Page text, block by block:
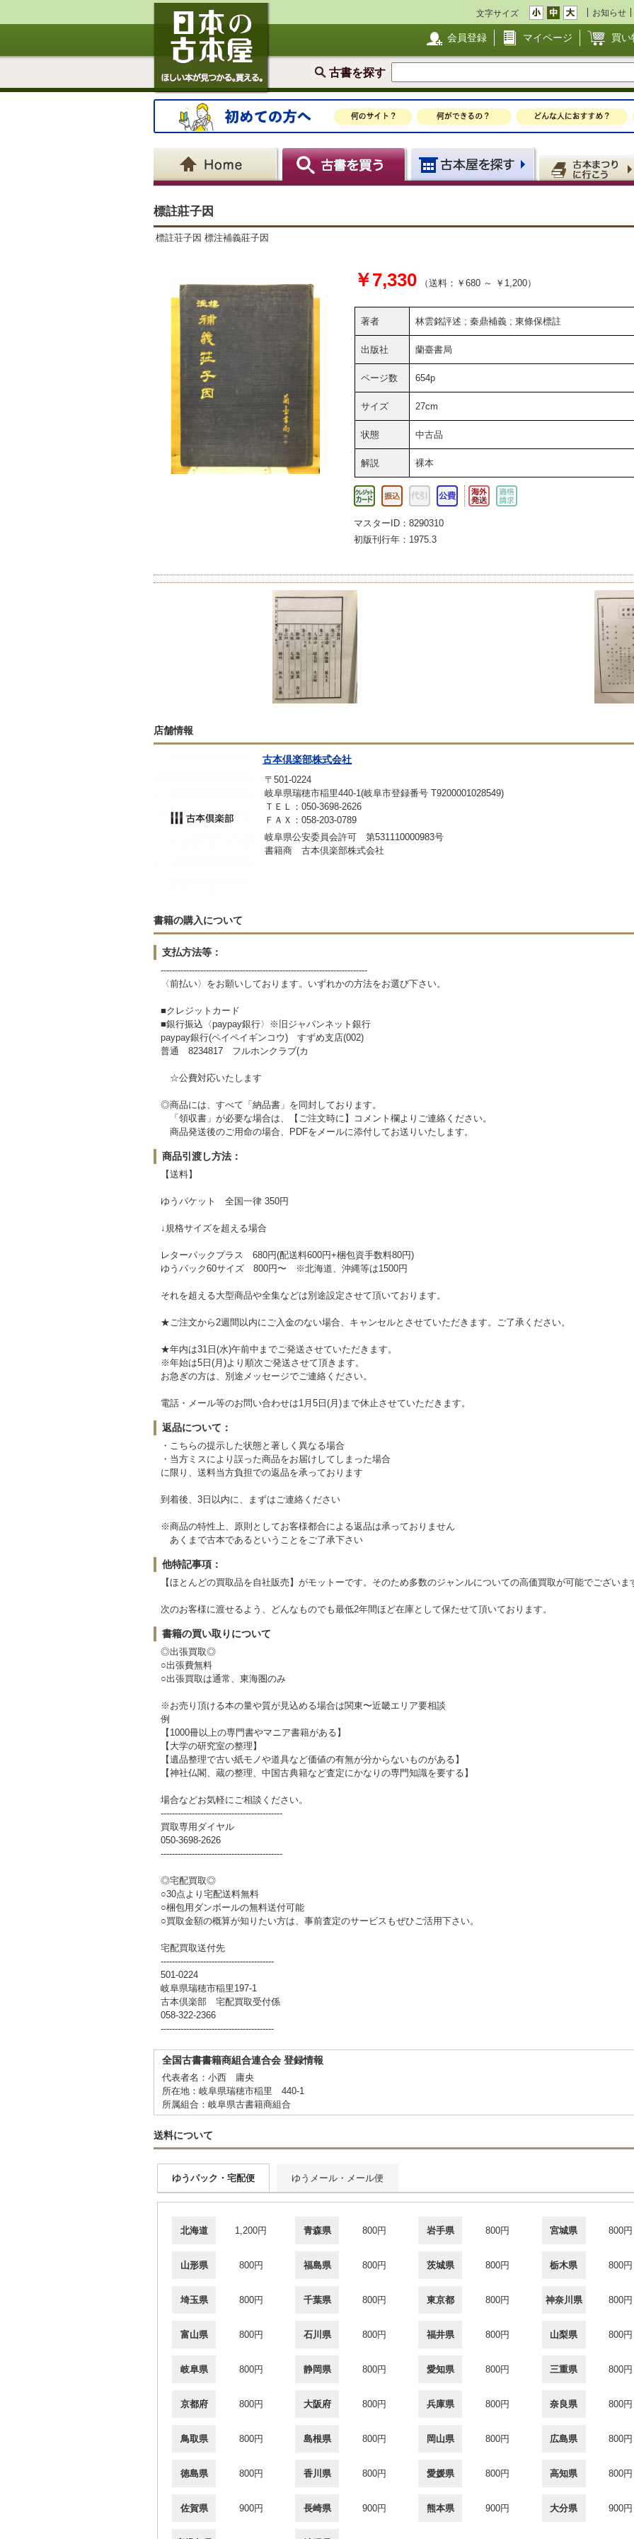
文字サイズ お知らせ
会員登録 マイページ 買い
古書を探す
標註莊子因
標註荘子因 標注補義莊子因
￥7,330 （送料：￥680 ～ ￥1,200）
著者 林雲銘評述 ; 秦鼎補義 ; 東條保標註
出版社 蘭臺書局
ページ数 654p
サイズ 27cm
状態 中古品
解説 裸本
マスターID：8290310
初版刊行年：1975.3
店舗情報
古本倶楽部株式会社
〒501-0224
岐阜県瑞穂市稲里440-1(岐阜市登録番号 T9200001028549)
ＴＥＬ：050-3698-2626
ＦＡＸ：058-203-0789
岐阜県公安委員会許可 第531110000983号
書籍商 古本倶楽部株式会社
書籍の購入について
支払方法等：
-------------------------------------------------------------------------
〈前払い〉をお願いしております。いずれかの方法をお選び下さい。
■クレジットカード
■銀行振込〈paypay銀行〉※旧ジャパンネット銀行
paypay銀行(ペイペイギンコウ) すずめ支店(002)
普通 8234817 フルホンクラブ(カ
☆公費対応いたします
◎商品には、すべて「納品書」を同封しております。
「領収書」が必要な場合は、【ご注文時に】コメント欄よりご連絡ください。
商品発送後のご用命の場合、PDFをメールに添付してお送りいたします。
商品引渡し方法：
【送料】
ゆうパケット 全国一律 350円
↓規格サイズを超える場合
レターパックプラス 680円(配送料600円+梱包資手数料80円)
ゆうパック60サイズ 800円〜 ※北海道、沖縄等は1500円
それを超える大型商品や全集などは別途設定させて頂いております。
★ご注文から2週間以内にご入金のない場合、キャンセルとさせていただきます。ご了承ください。
★年内は31日(水)午前中までご発送させていただきます。
※年始は5日(月)より順次ご発送させて頂きます。
お急ぎの方は、別途メッセージでご連絡ください。
電話・メール等のお問い合わせは1月5日(月)まで休止させていただきます。
返品について：
・こちらの提示した状態と著しく異なる場合
・当方ミスにより誤った商品をお届けしてしまった場合
に限り、送料当方負担での返品を承っております
到着後、3日以内に、まずはご連絡ください
※商品の特性上、原則としてお客様都合による返品は承っておりません
あくまで古本であるということをご了承下さい
他特記事項：
【ほとんどの買取品を自社販売】がモットーです。そのため多数のジャンルについての高価買取が可能でございま
次のお客様に渡せるよう、どんなものでも最低2年間ほど在庫として保たせて頂いております。
書籍の買い取りについて
◎出張買取◎
○出張費無料
○出張買取は通常、東海圏のみ
※お売り頂ける本の量や質が見込める場合は関東〜近畿エリア要相談
例
【1000冊以上の専門書やマニア書籍がある】
【大学の研究室の整理】
【遺品整理で古い紙モノや道具など価値の有無が分からないものがある】
【神社仏閣、蔵の整理、中国古典籍など査定にかなりの専門知識を要する】
場合などお気軽にご相談ください。
-------------------------------------------
買取専用ダイヤル
050-3698-2626
-------------------------------------------
◎宅配買取◎
○30点より宅配送料無料
○梱包用ダンボールの無料送付可能
○買取金額の概算が知りたい方は、事前査定のサービスもぜひご活用下さい。
宅配買取送付先
----------------------------------------
501-0224
岐阜県瑞穂市稲里197-1
古本倶楽部 宅配買取受付係
058-322-2366
----------------------------------------
全国古書書籍商組合連合会 登録情報
代表者名：小西 庸央
所在地：岐阜県瑞穂市稲里 440-1
所属組合：岐阜県古書籍商組合
送料について
ゆうパック・宅配便 ゆうメール・メール便
北海道 1,200円 青森県 800円 岩手県 800円 宮城県 800円
山形県 800円 福島県 800円 茨城県 800円 栃木県 800円
埼玉県 800円 千葉県 800円 東京都 800円 神奈川県 800円
富山県 800円 石川県 800円 福井県 800円 山梨県 800円
岐阜県 800円 静岡県 800円 愛知県 800円 三重県 800円
京都府 800円 大阪府 800円 兵庫県 800円 奈良県 800円
鳥取県 800円 島根県 800円 岡山県 800円 広島県 800円
徳島県 800円 香川県 800円 愛媛県 800円 高知県 800円
佐賀県 900円 長崎県 900円 熊本県 900円 大分県 900円